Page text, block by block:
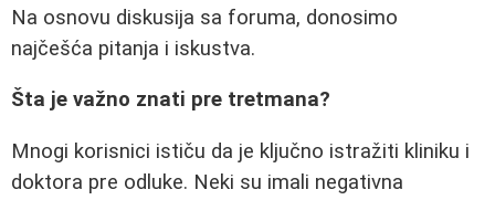
Na osnovu diskusija sa foruma, donosimo
najčešća pitanja i iskustva.
Šta je važno znati pre tretmana?
Mnogi korisnici ističu da je ključno istražiti kliniku i
doktora pre odluke. Neki su imali negativna